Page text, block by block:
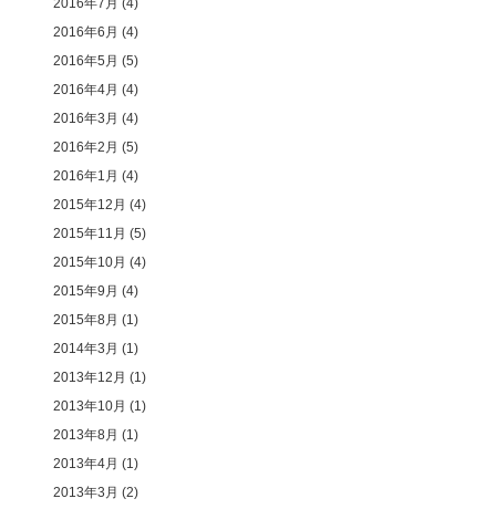
2016年7月 (4)
2016年6月 (4)
2016年5月 (5)
2016年4月 (4)
2016年3月 (4)
2016年2月 (5)
2016年1月 (4)
2015年12月 (4)
2015年11月 (5)
2015年10月 (4)
2015年9月 (4)
2015年8月 (1)
2014年3月 (1)
2013年12月 (1)
2013年10月 (1)
2013年8月 (1)
2013年4月 (1)
2013年3月 (2)